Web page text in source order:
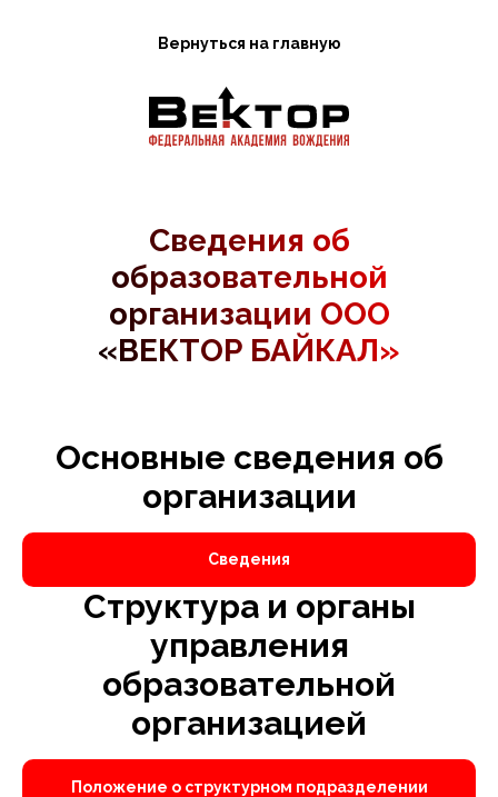
Вернуться на главную
Сведения об
образовательной
организации ООО
«ВЕКТОР БАЙКАЛ»
Основные сведения об
организации
Сведения
Структура и органы
управления
образовательной
организацией
Положение о структурном подразделении